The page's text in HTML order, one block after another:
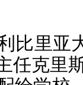
比里亚
任克里